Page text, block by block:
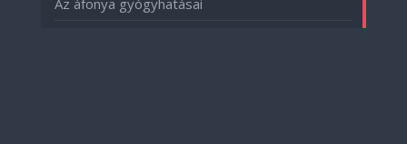
Az áfonya gyógyhatásai